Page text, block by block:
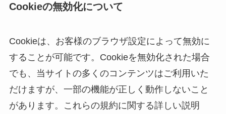
Cookieの無効化について
Cookieは、お客様のブラウザ設定によって無効に
することが可能です。Cookieを無効化された場合
でも、当サイトの多くのコンテンツはご利用いた
だけますが、一部の機能が正しく動作しないこと
があります。これらの規約に関する詳しい説明